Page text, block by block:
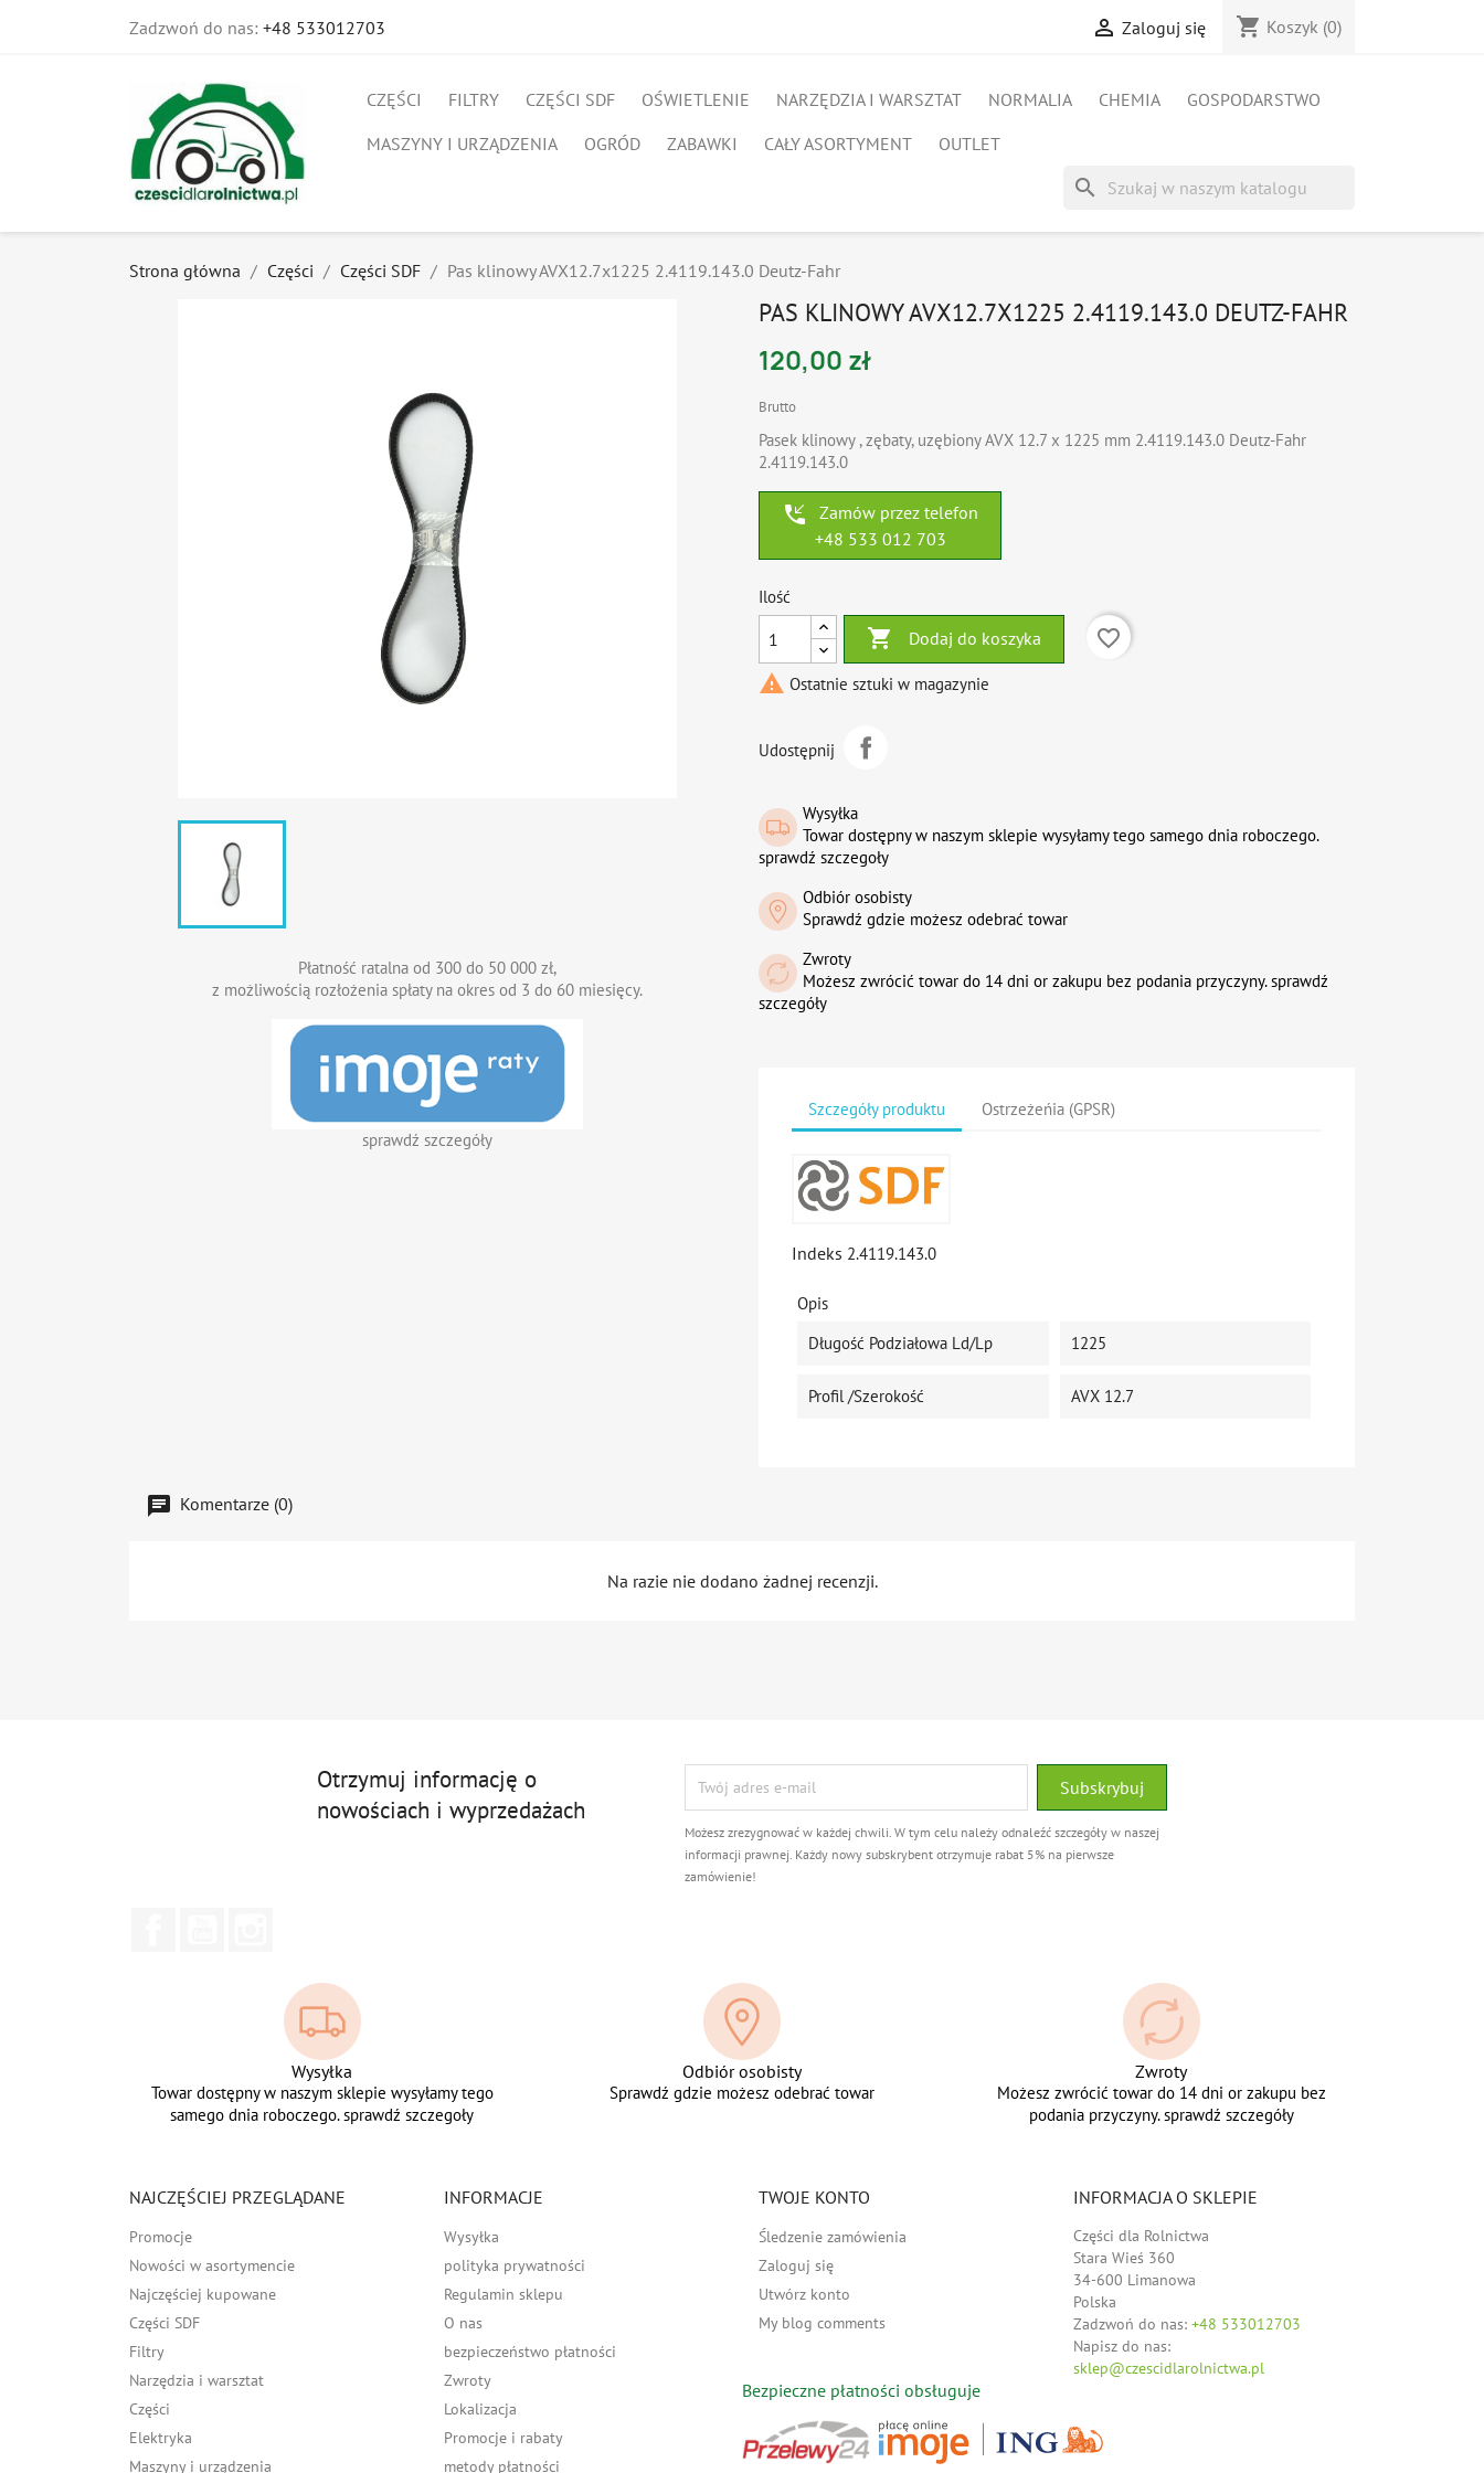
Zadzwoń do nas: +48 533012703  Zaloguj się shopping_cart Koszyk (0)
CZĘŚCI FILTRY CZĘŚCI SDF OŚWIETLENIE NARZĘDZIA I WARSZTAT NORMALIA CHEMIA
GOSPODARSTWO
MASZYNY I URZĄDZENIA
OGRÓD ZABAWKI CAŁY ASORTYMENT OUTLET
search
Strona główna Części Części SDF Pas klinowy AVX12.7x1225 2.4119.143.0 Deutz-Fahr
Płatność ratalna od 300 do 50 000 zł,
z możliwością rozłożenia spłaty na okres od 3 do 60 miesięcy.
sprawdź szczegóły
PAS KLINOWY AVX12.7X1225 2.4119.143.0 DEUTZ-FAHR
120,00 zł
Brutto
Pasek klinowy , zębaty, uzębiony AVX 12.7 x 1225 mm 2.4119.143.0 Deutz-Fahr
2.4119.143.0
phone_callback
Zamów przez telefon
+48 533 012 703
Ilość
 Dodaj do koszyka
favorite_border
 Ostatnie sztuki w magazynie
Udostępnij
Wysyłka
Towar dostępny w naszym sklepie wysyłamy tego samego dnia roboczego.
sprawdź szczegoły
Odbiór osobisty
Sprawdź gdzie możesz odebrać towar
Zwroty
Możesz zwrócić towar do 14 dni or zakupu bez podania przyczyny. sprawdź
szczegóły
Szczegóły produktu Ostrzeżeńia (GPSR)
Indeks 2.4119.143.0
Opis
Długość Podziałowa Ld/Lp
1225
Profil /szerokość AVX 12.7
Komentarze (0)
Na razie nie dodano żadnej recenzji.
Otrzymuj informację o
nowościach i wyprzedażach
Możesz zrezygnować w każdej chwili. W tym celu należy odnaleźć szczegóły w naszej
informacji prawnej. Każdy nowy subskrybent otrzymuje rabat 5% na pierwsze
zamówienie!
Wysyłka
Towar dostępny w naszym sklepie wysyłamy tego
samego dnia roboczego. sprawdź szczegoły
Odbiór osobisty
Sprawdź gdzie możesz odebrać towar
Zwroty
Możesz zwrócić towar do 14 dni or zakupu bez
podania przyczyny. sprawdź szczegóły
NAJCZĘŚCIEJ PRZEGLĄDANE
Promocje
Nowości w asortymencie
Najczęściej kupowane
Części SDF
Filtry
Narzędzia i warsztat
Części
Elektryka
Maszyny i urządzenia
INFORMACJE
Wysyłka
polityka prywatności
Regulamin sklepu
O nas
bezpieczeństwo płatności
Zwroty
Lokalizacja
Promocje i rabaty
metody płatności
TWOJE KONTO
Śledzenie zamówienia
Zaloguj się
Utwórz konto
My blog comments
INFORMACJA O SKLEPIE
Części dla Rolnictwa
Stara Wieś 360
34-600 Limanowa
Polska
Zadzwoń do nas: +48 533012703
Napisz do nas:
sklep@czescidlarolnictwa.pl
Bezpieczne płatności obsługuje